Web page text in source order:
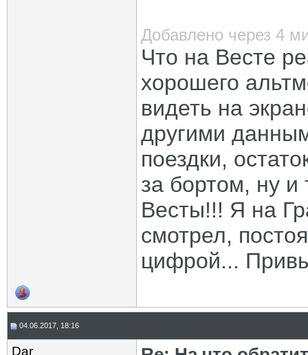
Добавлено через 4
Что на Весте
хорошего
видеть на
другими
поездки,
за бортом, ну
Весты!!! Я на
смотрел,
цифрой...
04.06.2017, 18:16
Dar